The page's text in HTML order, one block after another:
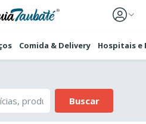
Comida & Delivery Hospitais e
Buscar